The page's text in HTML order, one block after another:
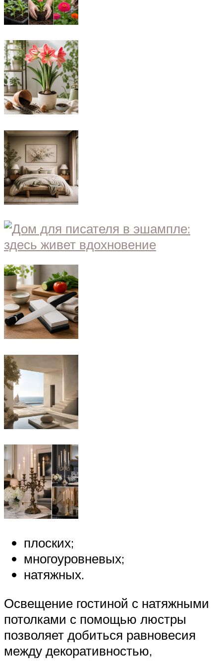
плоских;
многоуровневых;
натяжных.
Освещение гостиной с натяжными
потолками с помощью люстры
позволяет добиться равновесия
между декоративностью,